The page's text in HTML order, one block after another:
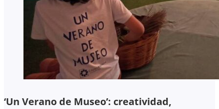
‘Un Verano de Museo’: creatividad,